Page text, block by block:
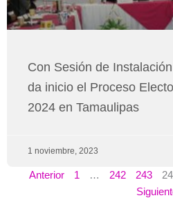
Con Sesión de
da inicio el Proceso
2024 en Tamaulipas
1 noviembre, 2023
Anterior 1 … 242 243